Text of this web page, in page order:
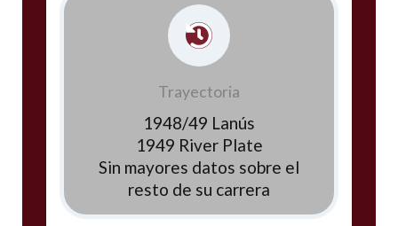
Trayectoria
1948/49 Lanús
1949 River Plate
Sin mayores datos sobre el
resto de su carrera